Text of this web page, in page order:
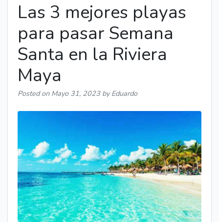
Las 3 mejores playas
para pasar Semana
Santa en la Riviera
Maya
Posted on Mayo 31, 2023by Eduardo